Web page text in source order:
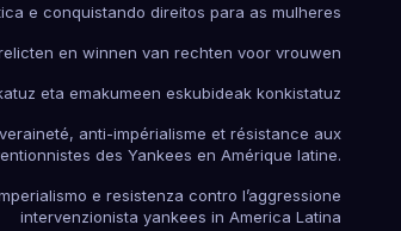
e conquistando direitos para as mulheres
en winnen van rechten voor vrouwen
eta emakumeen eskubideak konkistatuz
anti-impérialisme et résistance aux
des Yankees en Amérique latine.
e resistenza contro l’aggressione
intervenzionista yankees in America Latina